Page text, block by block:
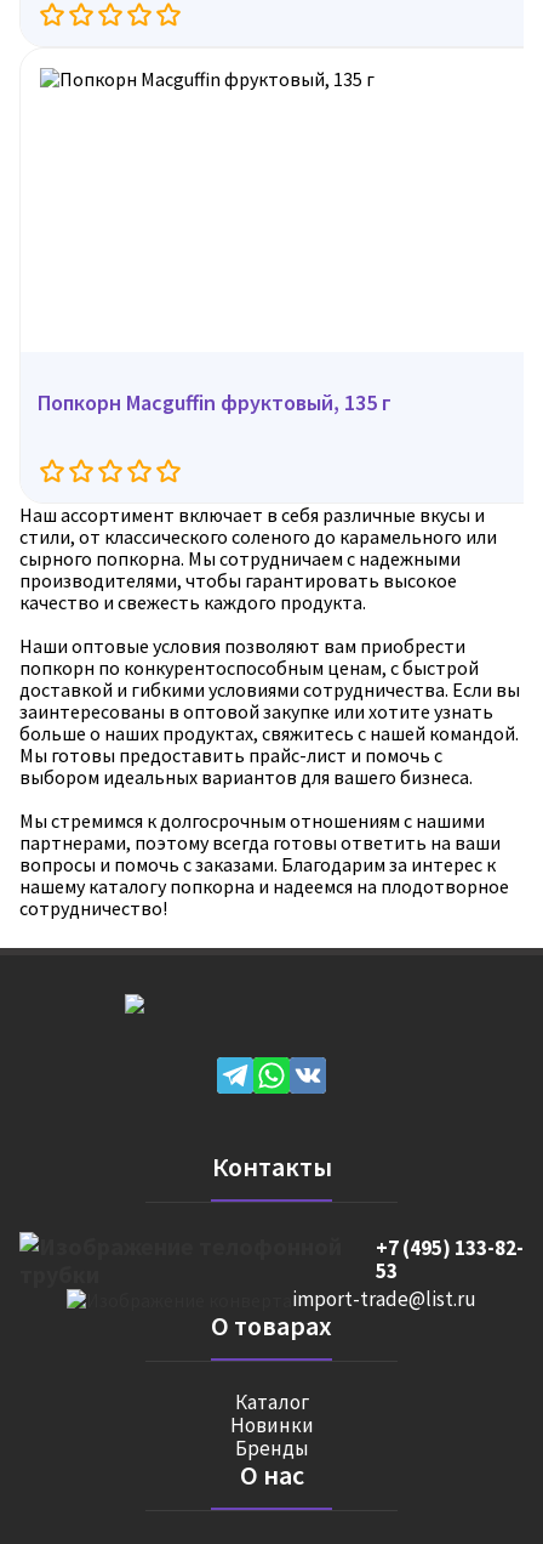
Попкорн Macguffin фруктовый, 135 г
Наш ассортимент включает в себя различные вкусы и
стили, от классического соленого до карамельного или
сырного попкорна. Мы сотрудничаем с надежными
производителями, чтобы гарантировать высокое
качество и свежесть каждого продукта.
Наши оптовые условия позволяют вам приобрести
попкорн по конкурентоспособным ценам, с быстрой
доставкой и гибкими условиями сотрудничества. Если вы
заинтересованы в оптовой закупке или хотите узнать
больше о наших продуктах, свяжитесь с нашей командой.
Мы готовы предоставить прайс-лист и помочь с
выбором идеальных вариантов для вашего бизнеса.
Мы стремимся к долгосрочным отношениям с нашими
партнерами, поэтому всегда готовы ответить на ваши
вопросы и помочь с заказами. Благодарим за интерес к
нашему каталогу попкорна и надеемся на плодотворное
сотрудничество!
Контакты
+7 (495) 133-82-
53
import-trade@list.ru
О товарах
Каталог
Новинки
Бренды
О нас